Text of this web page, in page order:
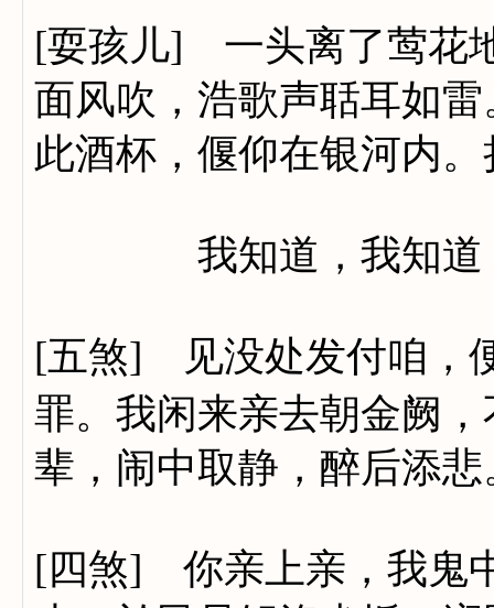
[耍孩儿] 一头离了莺花
面风吹，浩歌声聒耳如
此酒杯，偃仰在银河内
我知道，我知道
[五煞] 见没处发付咱，
罪。我闲来亲去朝金阙
辈，闹中取静，醉后添悲
[四煞] 你亲上亲，我鬼